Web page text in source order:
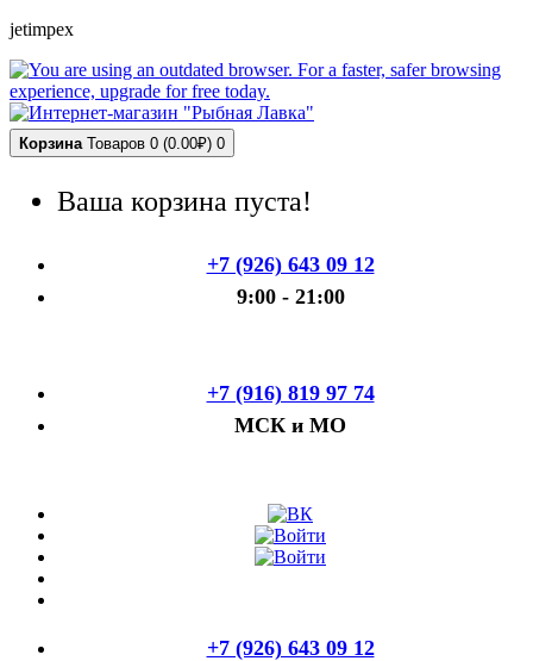
jetimpex
Корзина Товаров 0 (0.00₽) 0
Ваша корзина пуста!
+7 (926) 643 09 12
9:00 - 21:00
+7 (916) 819 97 74
МСК и МО
+7 (926) 643 09 12